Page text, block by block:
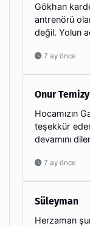
Gökhan
antrenörü
değil. Yolun
7 ay önce
Onur
Hocamızın
teşekkür
devamını
7 ay önce
Süleyman
Herzaman